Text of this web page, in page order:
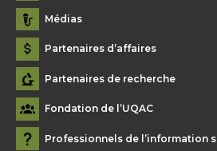
Médias
Partenaires d’affaires
Partenaires de recherche
Fondation de l’UQAC
Professionnels de l’information